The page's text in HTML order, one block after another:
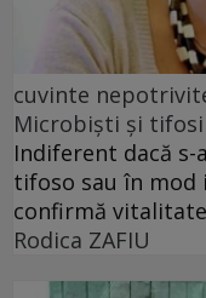
cuvinte
Microbiști și tifosi
Indiferent dacă
tifoso sau în
confirmă
Rodica ZAFIU